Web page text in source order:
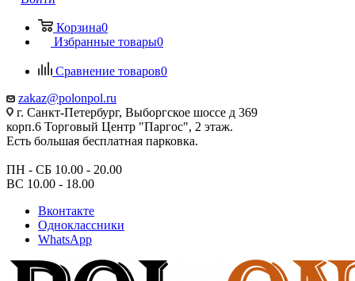
Корзина0
Избранные товары0
Сравнение товаров0
zakaz@polonpol.ru
г. Санкт-Петербург, Выборгское шоссе д 369
корп.6 Торговый Центр "Паргос", 2 этаж.
Есть большая бесплатная парковка.
ПН - СБ 10.00 - 20.00
ВС 10.00 - 18.00
Вконтакте
Одноклассники
WhatsApp